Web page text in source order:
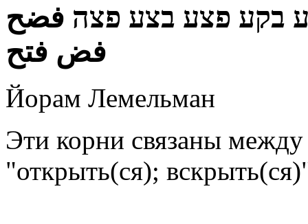
בקע פצע בצע פצה فضح
فض فتح
Йорам Лемельман
Эти корни связаны
"открыть(ся);